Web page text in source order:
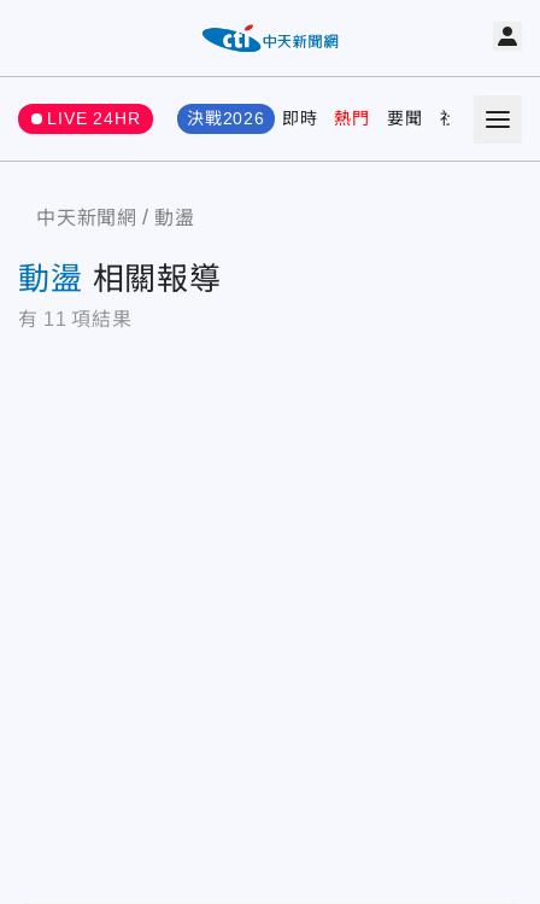
LIVE 24HR 決戰2026 即時 熱門 要聞 社會 娛樂
中天新聞網 動盪
動盪 相關報導
有 11 項結果